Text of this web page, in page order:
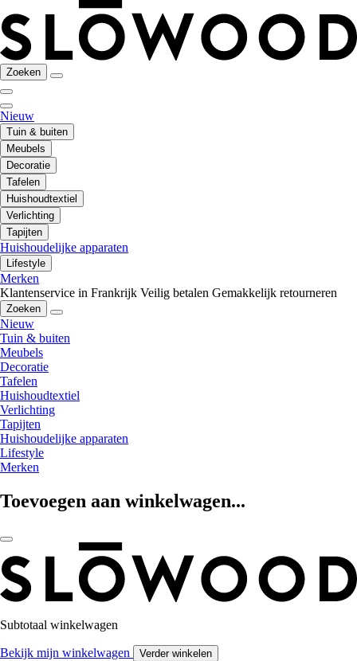
Zoeken
Nieuw
Tuin & buiten
Meubels
Decoratie
Tafelen
Huishoudtextiel
Verlichting
Tapijten
Huishoudelijke apparaten
Lifestyle
Merken
Klantenservice in Frankrijk Veilig betalen Gemakkelijk retourneren
Zoeken
Nieuw
Tuin & buiten
Meubels
Decoratie
Tafelen
Huishoudtextiel
Verlichting
Tapijten
Huishoudelijke apparaten
Lifestyle
Merken
Toevoegen aan winkelwagen...
Subtotaal winkelwagen
Bekijk mijn winkelwagen Verder winkelen